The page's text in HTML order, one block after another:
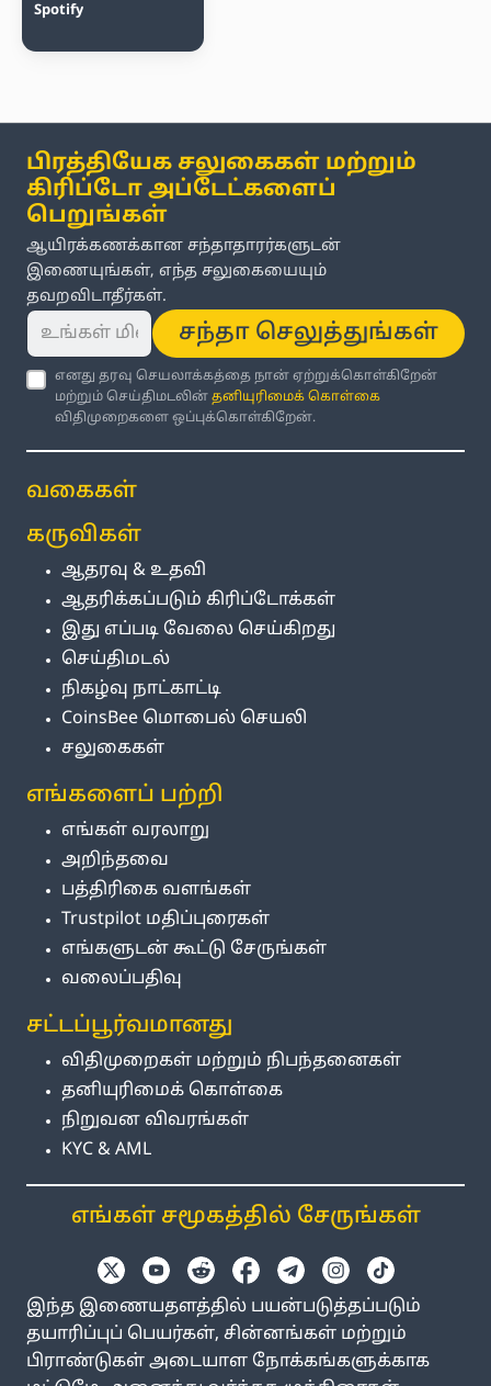
Spotify
பிரத்தியேக சலுகைகள் மற்றும்
கிரிப்டோ அப்டேட்களைப்
பெறுங்கள்
ஆயிரக்கணக்கான சந்தாதாரர்களுடன்
இணையுங்கள், எந்த சலுகையையும்
தவறவிடாதீர்கள்.
சந்தா செலுத்துங்கள்
எனது தரவு செயலாக்கத்தை நான் ஏற்றுக்கொள்கிறேன்
மற்றும் செய்திமடலின்தனியுரிமைக் கொள்கை
விதிமுறைகளை ஒப்புக்கொள்கிறேன்.
வகைகள்
கருவிகள்
ஆதரவு & உதவி
ஆதரிக்கப்படும் கிரிப்டோக்கள்
இது எப்படி வேலை செய்கிறது
செய்திமடல்
நிகழ்வு நாட்காட்டி
CoinsBee மொபைல் செயலி
சலுகைகள்
எங்களைப் பற்றி
எங்கள் வரலாறு
அறிந்தவை
பத்திரிகை வளங்கள்
Trustpilot மதிப்புரைகள்
எங்களுடன் கூட்டு சேருங்கள்
வலைப்பதிவு
சட்டப்பூர்வமானது
விதிமுறைகள் மற்றும் நிபந்தனைகள்
தனியுரிமைக் கொள்கை
நிறுவன விவரங்கள்
KYC & AML
எங்கள் சமூகத்தில் சேருங்கள்
இந்த இணையதளத்தில் பயன்படுத்தப்படும்
தயாரிப்புப் பெயர்கள், சின்னங்கள் மற்றும்
பிராண்டுகள் அடையாள நோக்கங்களுக்காக